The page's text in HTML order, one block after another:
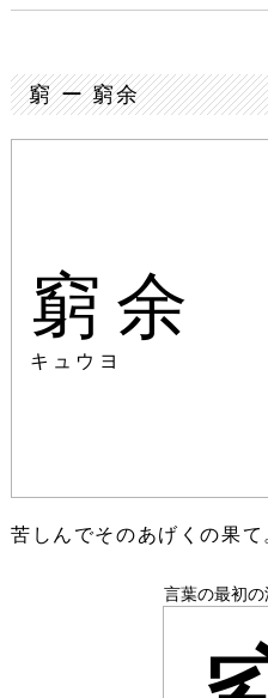
窮 ー 窮余
窮余
キュウヨ
苦しんでそのあげくの果て
言葉の最初の